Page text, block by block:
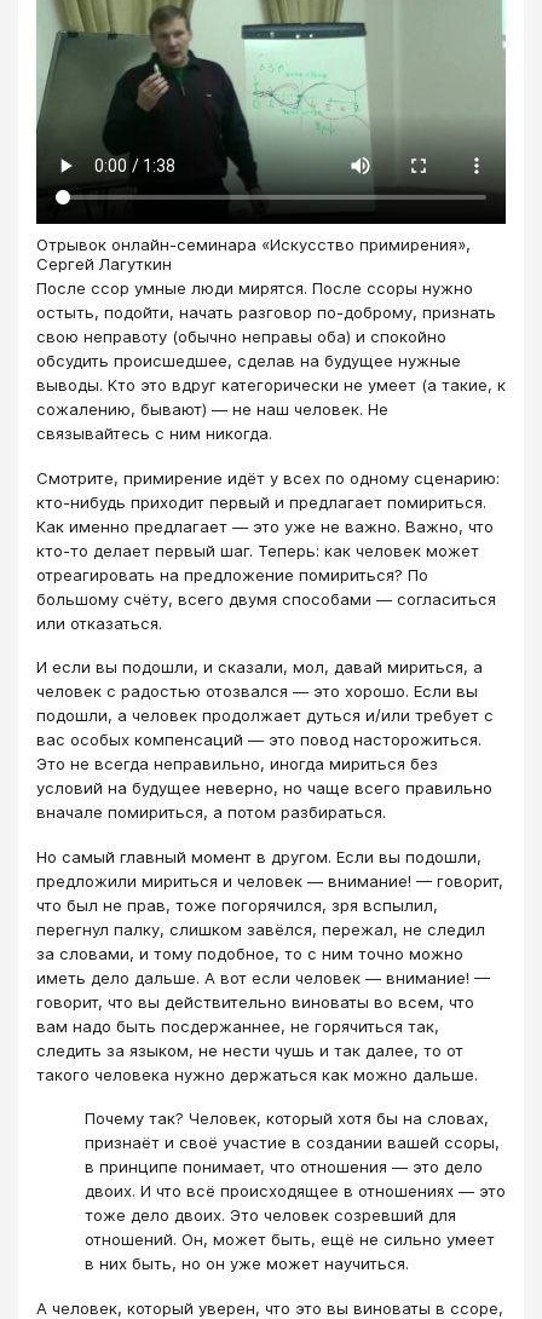
Отрывок онлайн-семинара «Искусство примирения»,
Сергей Лагуткин
После ссор умные люди мирятся. После ссоры нужно
остыть, подойти, начать разговор по-доброму, признать
свою неправоту (обычно неправы оба) и спокойно
обсудить происшедшее, сделав на будущее нужные
выводы. Кто это вдруг категорически не умеет (а такие, к
сожалению, бывают) — не наш человек. Не
связывайтесь с ним никогда.
Смотрите, примирение идёт у всех по одному сценарию:
кто-нибудь приходит первый и предлагает помириться.
Как именно предлагает — это уже не важно. Важно, что
кто-то делает первый шаг. Теперь: как человек может
отреагировать на предложение помириться? По
большому счёту, всего двумя способами — согласиться
или отказаться.
​И если вы подошли, и сказали, мол, давай мириться, а
человек с радостью отозвался — это хорошо. Если вы
подошли, а человек продолжает дуться и/или требует с
вас особых компенсаций — это повод насторожиться.
Это не всегда неправильно, иногда мириться без
условий на будущее неверно, но чаще всего правильно
вначале помириться, а потом разбираться.
Но самый главный момент в другом. Если вы подошли,
предложили мириться и человек — внимание! — говорит,
что был не прав, тоже погорячился, зря вспылил,
перегнул палку, слишком завёлся, пережал, не следил
за словами, и тому подобное, то с ним точно можно
иметь дело дальше. А вот если человек — внимание! —
говорит, что вы действительно виноваты во всем, что
вам надо быть посдержаннее, не горячиться так,
следить за языком, не нести чушь и так далее, то от
такого человека нужно держаться как можно дальше.
Почему так? Человек, который хотя бы на словах,
признаёт и своё участие в создании вашей ссоры,
в принципе понимает, что отношения — это дело
двоих. И что всё происходящее в отношениях — это
тоже дело двоих. Это человек созревший для
отношений. Он, может быть, ещё не сильно умеет
в них быть, но он уже может научиться.
А человек, который уверен, что это вы виноваты в ссоре,